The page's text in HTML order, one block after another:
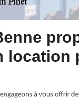
location
à vous offrir